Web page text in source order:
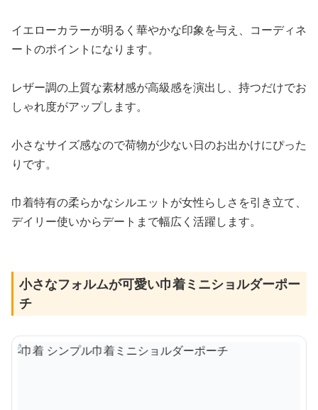
イエローカラーが明るく華やかな印象を与え、コーディネ
ートのポイントになります。
レザー調の上質な素材感が高級感を演出し、持つだけでお
しゃれ度がアップします。
小さなサイズ感なので荷物が少ない日のお出かけにぴった
りです。
巾着特有の柔らかなシルエットが女性らしさを引き立て、
デイリー使いからデートまで幅広く活躍します。
小さなフォルムが可愛い巾着ミニショルダーポー
チ